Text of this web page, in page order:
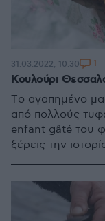
Κουλούρι
Tο αγαπημένο
από πολλούς
enfant gâté του
ξέρεις την
31.03.2022, 10:30 1